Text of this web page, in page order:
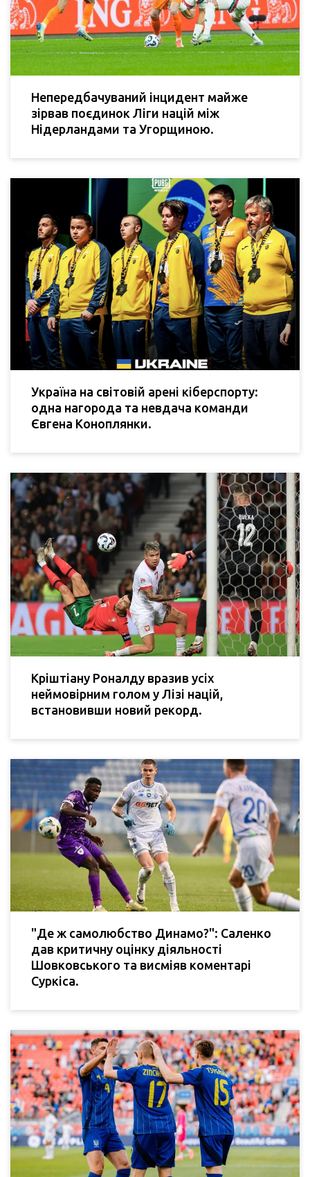
Непередбачуваний інцидент майже
зірвав поєдинок Ліги націй між
Нідерландами та Угорщиною.
Україна на світовій арені кіберспорту:
одна нагорода та невдача команди
Євгена Коноплянки.
Кріштіану Роналду вразив усіх
неймовірним голом у Лізі націй,
встановивши новий рекорд.
"Де ж самолюбство Динамо?": Саленко
дав критичну оцінку діяльності
Шовковського та висміяв коментарі
Суркіса.